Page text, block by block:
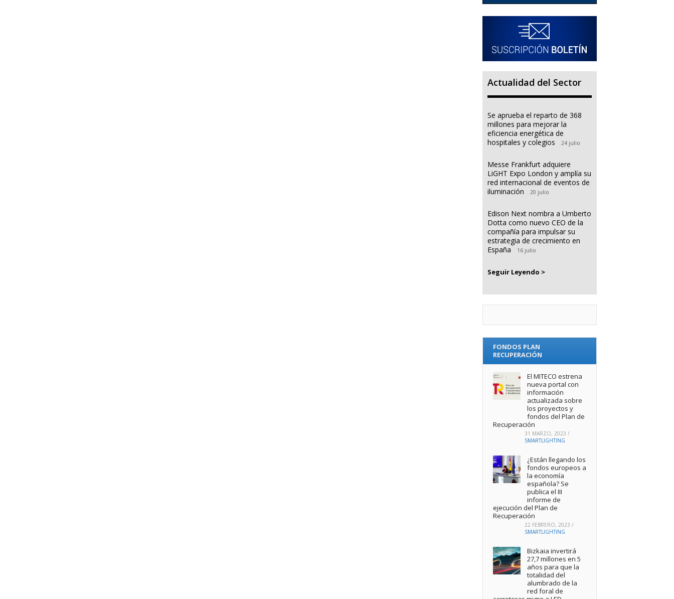
Actualidad del Sector
Se aprueba el reparto de 368
millones para mejorar la
eficiencia energética de
hospitales y colegios
24 julio
Messe Frankfurt adquiere
LiGHT Expo London y amplía su
red internacional de eventos de
iluminación
20 julio
Edison Next nombra a Umberto
Dotta como nuevo CEO de la
compañía para impulsar su
estrategia de crecimiento en
España
16 julio
Seguir Leyendo >
FONDOS PLAN
RECUPERACIÓN
El MITECO estrena
nueva portal con
información
actualizada sobre
los proyectos y
fondos del Plan de
Recuperación
31 MARZO, 2023 /
SMARTLIGHTING
¿Están llegando los
fondos europeos a
la economía
española? Se
publica el III
informe de
ejecución del Plan de
Recuperación
22 FEBRERO, 2023 /
SMARTLIGHTING
Bizkaia invertirá
27,7 millones en 5
años para que la
totalidad del
alumbrado de la
red foral de